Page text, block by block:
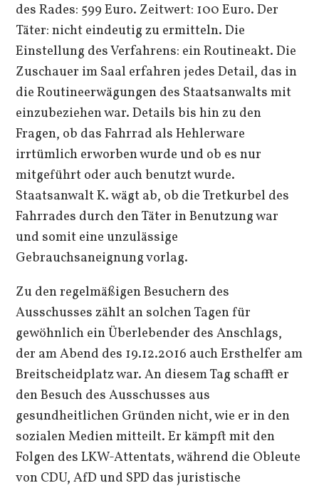
des Rades: 599 Euro. Zeitwert: 100 Euro. Der
Täter: nicht eindeutig zu ermitteln. Die
Einstellung des Verfahrens: ein Routineakt. Die
Zuschauer im Saal erfahren jedes Detail, das in
die Routineerwägungen des Staatsanwalts mit
einzubeziehen war. Details bis hin zu den
Fragen, ob das Fahrrad als Hehlerware
irrtümlich erworben wurde und ob es nur
mitgeführt oder auch benutzt wurde.
Staatsanwalt K. wägt ab, ob die Tretkurbel des
Fahrrades durch den Täter in Benutzung war
und somit eine unzulässige
Gebrauchsaneignung vorlag.
Zu den regelmäßigen Besuchern des
Ausschusses zählt an solchen Tagen für
gewöhnlich ein Überlebender des Anschlags,
der am Abend des 19.12.2016 auch Ersthelfer am
Breitscheidplatz war. An diesem Tag schafft er
den Besuch des Ausschusses aus
gesundheitlichen Gründen nicht, wie er in den
sozialen Medien mitteilt. Er kämpft mit den
Folgen des LKW-Attentats, während die Obleute
von CDU, AfD und SPD das juristische